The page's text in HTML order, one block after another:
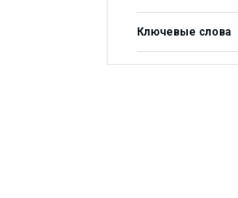
Ключевые слова